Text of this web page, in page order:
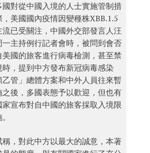
國對從中國入境的人士實施管制措
，美國國內疫情因變種株XBB.1.5
流已受關注，中國外交部發言人汪
一主持例行記者會時，被問到會否
美國的旅客進行病毒檢測，甚至禁
時，提到中方發布新冠病毒感染
乙管」總體方案和中外人員往來暫
之後，多國表態予以歡迎，但也有
家宣布對自中國的旅客採取入境限
稱，對此中方以最大的誠意，本著